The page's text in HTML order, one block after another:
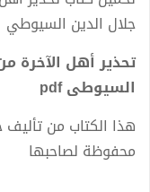
جلال الدين السيوطي
تحذير أهل الآخرة
السيوطى pdf
هذا الكتاب من
محفوظة لصاحبها